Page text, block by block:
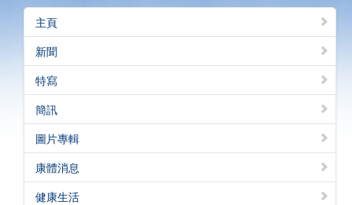
昔日警聲
警務處主頁
简体版
English
電子書版
警聲特刊
主頁
新聞
特寫
簡訊
圖片專輯
康體消息
健康生活